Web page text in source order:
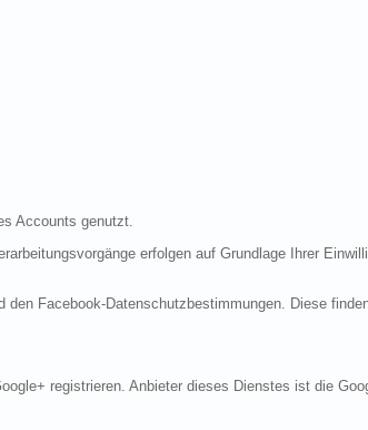
Accounts genutzt.
erfolgen auf Grundlage Ihrer
Facebook-Datenschutzbestimmungen. Diese
registrieren. Anbieter dieses Dienstes ist die